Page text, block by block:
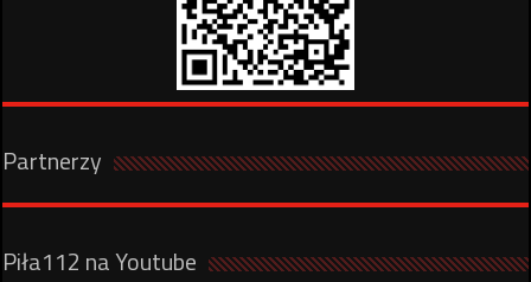
Partnerzy
Piła112 na Youtube